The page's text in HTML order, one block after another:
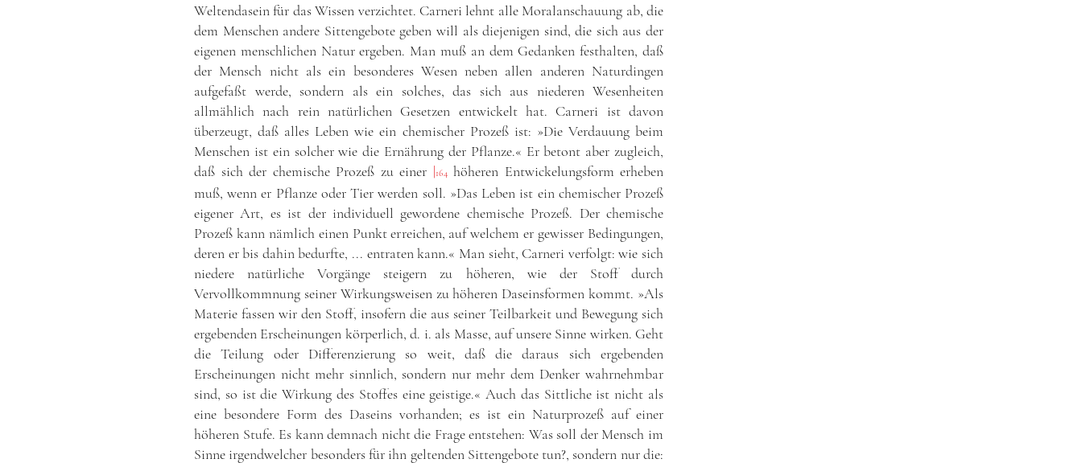
Weltendasein für das Wissen verzichtet. Carneri lehnt alle Moralanschauung ab, die
dem Menschen andere Sittengebote geben will als diejenigen sind, die sich aus der
eigenen menschlichen Natur ergeben. Man muß an dem Gedanken festhalten, daß
der Mensch nicht als ein besonderes Wesen neben allen anderen Naturdingen
aufgefaßt werde, sondern als ein solches, das sich aus niederen Wesenheiten
allmählich nach rein natürlichen Gesetzen entwickelt hat. Carneri ist davon
überzeugt, daß alles Leben wie ein chemischer Prozeß ist: »Die Verdauung beim
Menschen ist ein solcher wie die Ernährung der Pflanze.« Er betont aber zugleich,
daß sich der chemische Prozeß zu einer |164höheren Entwickelungsform erheben
muß, wenn er Pflanze oder Tier werden soll. »Das Leben ist ein chemischer Prozeß
eigener Art, es ist der individuell gewordene chemische Prozeß. Der chemische
Prozeß kann nämlich einen Punkt erreichen, auf welchem er gewisser Bedingungen,
deren er bis dahin bedurfte, ... entraten kann.« Man sieht, Carneri verfolgt: wie sich
niedere natürliche Vorgänge steigern zu höheren, wie der Stoff durch
Vervollkommnung seiner Wirkungsweisen zu höheren Daseinsformen kommt. »Als
Materie fassen wir den Stoff, insofern die aus seiner Teilbarkeit und Bewegung sich
ergebenden Erscheinungen körperlich, d. i. als Masse, auf unsere Sinne wirken. Geht
die Teilung oder Differenzierung so weit, daß die daraus sich ergebenden
Erscheinungen nicht mehr sinnlich, sondern nur mehr dem Denker wahrnehmbar
sind, so ist die Wirkung des Stoffes eine geistige.« Auch das Sittliche ist nicht als
eine besondere Form des Daseins vorhanden; es ist ein Naturprozeß auf einer
höheren Stufe. Es kann demnach nicht die Frage entstehen: Was soll der Mensch im
Sinne irgendwelcher besonders für ihn geltenden Sittengebote tun?, sondern nur die: